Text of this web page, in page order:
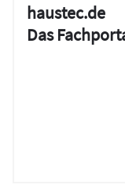
haustec.de
Das